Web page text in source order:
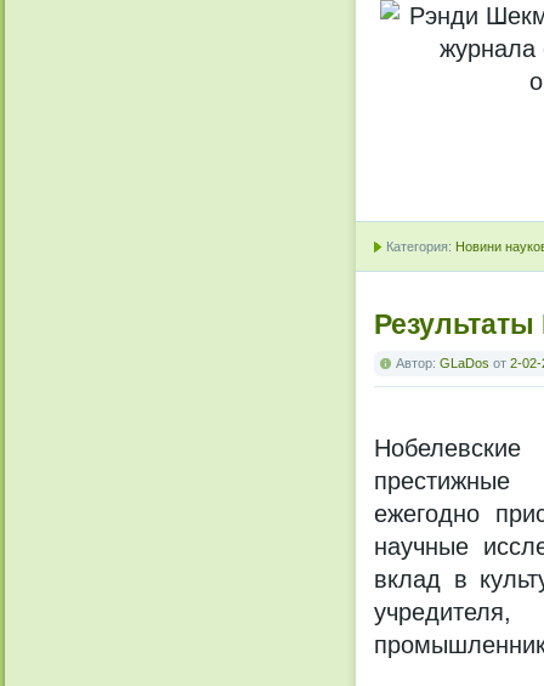
Категория: Новини
Автор: GLaDos от 2-02-
ежегодно
научные
вклад в